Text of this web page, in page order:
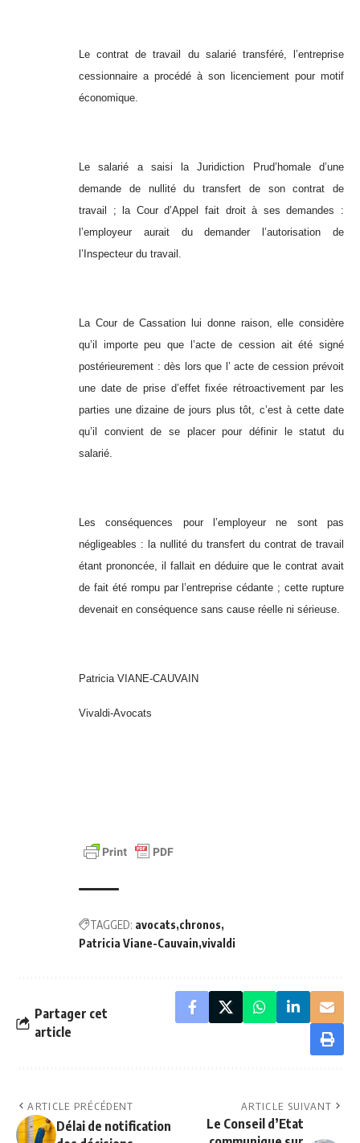
Le contrat de travail du salarié transféré, l’entreprise
cessionnaire a procédé à son licenciement pour motif
économique.
Le salarié a saisi la Juridiction Prud’homale d’une
demande de nullité du transfert de son contrat de
travail ; la Cour d’Appel fait droit à ses demandes :
l’employeur aurait du demander l’autorisation de
l’Inspecteur du travail.
La Cour de Cassation lui donne raison, elle considère
qu’il importe peu que l’acte de cession ait été signé
postérieurement : dès lors que l’ acte de cession prévoit
une date de prise d’effet fixée rétroactivement par les
parties une dizaine de jours plus tôt, c’est à cette date
qu’il convient de se placer pour définir le statut du
salarié.
Les conséquences pour l’employeur ne sont pas
négligeables : la nullité du transfert du contrat de travail
étant prononcée, il fallait en déduire que le contrat avait
de fait été rompu par l’entreprise cédante ; cette rupture
devenait en conséquence sans cause réelle ni sérieuse.
Patricia VIANE-CAUVAIN
Vivaldi-Avocats
TAGGED: avocats chronos
Patricia Viane-Cauvain vivaldi
Partager cet
article
ARTICLE PRÉCÉDENT
Délai de notification
ARTICLE SUIVANT
Le Conseil d’Etat